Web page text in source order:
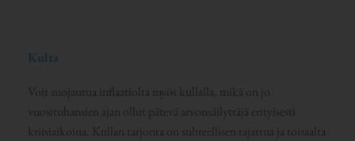
Kulta
Voit suojautua inflaatiolta myös kullalla, mikä on jo
vuosituhansien ajan ollut pätevä arvonsäilyttäjä erityisesti
kriisiaikoina. Kullan tarjonta on suhteellisen rajattua ja toisaalta